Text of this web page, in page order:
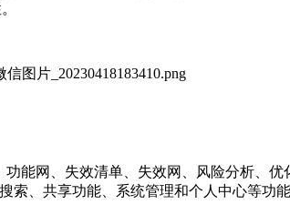
能网、失效清单、失效网、风险分析、
、共享功能、系统管理和个人中心等功